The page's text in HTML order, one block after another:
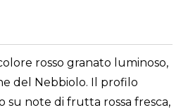
rosso granato luminoso,
del Nebbiolo. Il profilo
su note di frutta rossa fresca,